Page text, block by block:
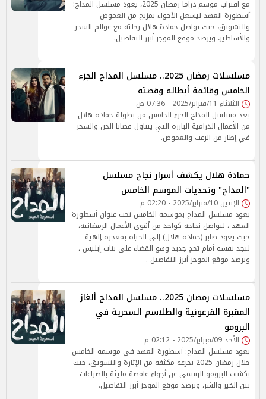
مع اقتراب موسم دراما رمضان 2025، يعود مسلسل المداح:
أسطورة العهد ليشعل الأجواء بمزيج من الغموض
والتشويق، حيث يواصل حمادة هلال رحلته مع عوالم السحر
والأساطير، ويرصد موقع الموجز أبرز التفاصيل.
مسلسلات رمضان 2025.. مسلسل المداح الجزء
الخامس وقائمة أبطاله وقصته
الثلاثاء 11/فبراير/2025 - 07:36 ص
يعد مسلسل المداح الجزء الخامس من بطولة حمادة هلال
من الأعمال الدرامية البارزة التي يتناول قضايا الجن والسحر
في إطار من الرعب والغموض.
حمادة هلال يكشف أسرار نجاح مسلسل
"المداح" وتحديات الموسم الخامس
الإثنين 10/فبراير/2025 - 02:20 م
يعود مسلسل المداح بموسمه الخامس تحت عنوان أسطورة
العهد ، ليواصل نجاحه كواحد من أقوى الأعمال الرمضانية،
حيث يعود صابر (حمادة هلال) إلى الحياة بمعجزة إلهية
ليجد نفسه أمام تحدٍ جديد وهو القضاء على بنات إبليس ،
ويرصد موقع الموجز أبرز التفاصيل .
مسلسلات رمضان 2025.. مسلسل المداح ألغاز
المقبرة الفرعونية والطلاسم السحرية في
البرومو
الأحد 09/فبراير/2025 - 02:12 م
يعود مسلسل المداح: أسطورة العهد في موسمه الخامس
خلال رمضان 2025 بجرعة مكثفة من الإثارة والتشويق، حيث
يكشف البرومو الرسمي عن أجواء غامضة مليئة بالصراعات
بين الخير والشر، ويرصد موقع الموجز أبرز التفاصيل.